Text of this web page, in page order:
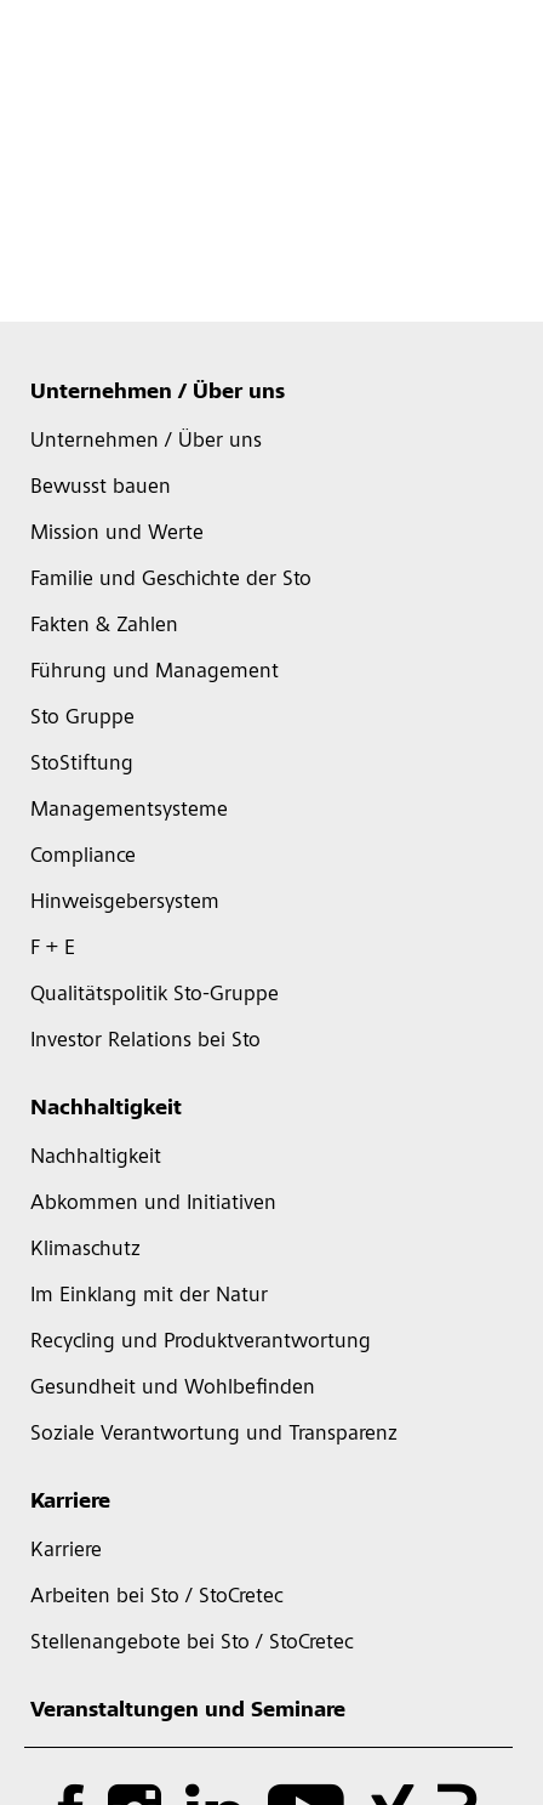
Unternehmen / Über uns
Unternehmen / Über uns
Bewusst bauen
Mission und Werte
Familie und Geschichte der Sto
Fakten & Zahlen
Führung und Management
Sto Gruppe
StoStiftung
Managementsysteme
Compliance
Hinweisgebersystem
F + E
Qualitätspolitik Sto-Gruppe
Investor Relations bei Sto
Nachhaltigkeit
Nachhaltigkeit
Abkommen und Initiativen
Klimaschutz
Im Einklang mit der Natur
Recycling und Produktverantwortung
Gesundheit und Wohlbefinden
Soziale Verantwortung und Transparenz
Karriere
Karriere
Arbeiten bei Sto / StoCretec
Stellenangebote bei Sto / StoCretec
Veranstaltungen und Seminare